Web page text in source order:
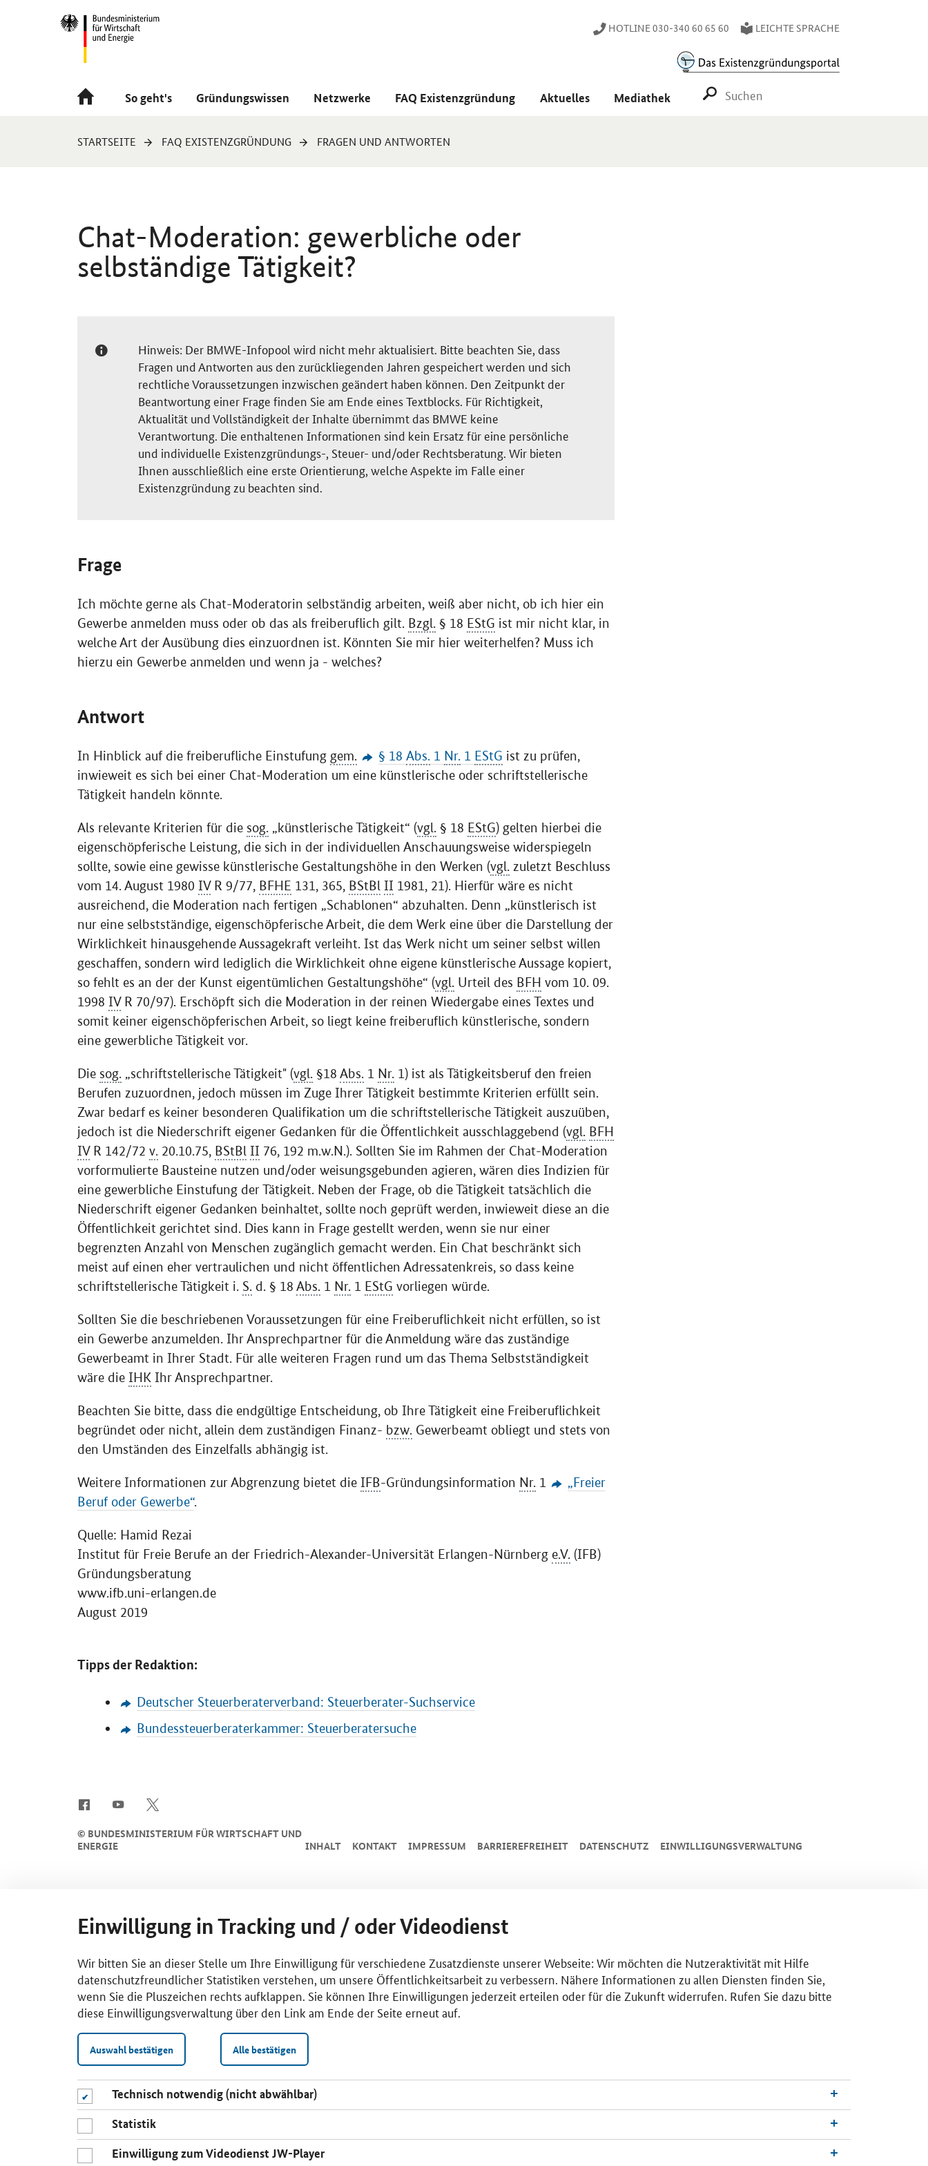
Navigation
Hauptmenü HOTLINE 030-340 60 65 60 LEICHTE SPRACHE
So geht's Gründungswissen Netzwerke FAQ Existenzgründung Aktuelles Mediathek SUCHE STARTEN
Sie
STARTSEITE FAQ EXISTENZGRÜNDUNG FRAGEN UND ANTWORTEN
Chat-Moderation: gewerbliche oder
selbständige Tätigkeit?
Hinweis: Der BMWE-Infopool wird nicht mehr aktualisiert. Bitte beachten Sie, dass
Fragen und Antworten aus den zurückliegenden Jahren gespeichert werden und sich
rechtliche Voraussetzungen inzwischen geändert haben können. Den Zeitpunkt der
Beantwortung einer Frage finden Sie am Ende eines Textblocks. Für Richtigkeit,
Aktualität und Vollständigkeit der Inhalte übernimmt das BMWE keine
Verantwortung. Die enthaltenen Informationen sind kein Ersatz für eine persönliche
und individuelle Existenzgründungs-, Steuer- und/oder Rechtsberatung. Wir bieten
Ihnen ausschließlich eine erste Orientierung, welche Aspekte im Falle einer
Existenzgründung zu beachten sind.
Frage
Ich möchte gerne als Chat-Moderatorin selbständig arbeiten, weiß aber nicht, ob ich hier ein
Gewerbe anmelden muss oder ob das als freiberuflich gilt. Bzgl. § 18 EStG ist mir nicht klar, in
welche Art der Ausübung dies einzuordnen ist. Könnten Sie mir hier weiterhelfen? Muss ich
hierzu ein Gewerbe anmelden und wenn ja - welches?
Antwort
In Hinblick auf die freiberufliche Einstufung gem. § 18 Abs. 1 Nr. 1 EStG ist zu prüfen,
inwieweit es sich bei einer Chat-Moderation um eine künstlerische oder schriftstellerische
Tätigkeit handeln könnte.
Als relevante Kriterien für die sog. „künstlerische Tätigkeit“ (vgl. § 18 EStG) gelten hierbei die
eigenschöpferische Leistung, die sich in der individuellen Anschauungsweise widerspiegeln
sollte, sowie eine gewisse künstlerische Gestaltungshöhe in den Werken (vgl. zuletzt Beschluss
vom 14. August 1980 IVR 9/77, BFHE 131, 365, BStBl II 1981, 21). Hierfür wäre es nicht
ausreichend, die Moderation nach fertigen „Schablonen“ abzuhalten. Denn „künstlerisch ist
nur eine selbstständige, eigenschöpferische Arbeit, die dem Werk eine über die Darstellung der
Wirklichkeit hinausgehende Aussagekraft verleiht. Ist das Werk nicht um seiner selbst willen
geschaffen, sondern wird lediglich die Wirklichkeit ohne eigene künstlerische Aussage kopiert,
so fehlt es an der der Kunst eigentümlichen Gestaltungshöhe“ (vgl. Urteil des BFH vom 10. 09.
1998 IVR 70/97). Erschöpft sich die Moderation in der reinen Wiedergabe eines Textes und
somit keiner eigenschöpferischen Arbeit, so liegt keine freiberuflich künstlerische, sondern
eine gewerbliche Tätigkeit vor.
Die sog. „schriftstellerische Tätigkeit" (vgl. §18 Abs. 1 Nr. 1) ist als Tätigkeitsberuf den freien
Berufen zuzuordnen, jedoch müssen im Zuge Ihrer Tätigkeit bestimmte Kriterien erfüllt sein.
Zwar bedarf es keiner besonderen Qualifikation um die schriftstellerische Tätigkeit auszuüben,
jedoch ist die Niederschrift eigener Gedanken für die Öffentlichkeit ausschlaggebend (vgl. BFH
IVR 142/72 v. 20.10.75, BStBl II 76, 192 m.w.N.). Sollten Sie im Rahmen der Chat-Moderation
vorformulierte Bausteine nutzen und/oder weisungsgebunden agieren, wären dies Indizien für
eine gewerbliche Einstufung der Tätigkeit. Neben der Frage, ob die Tätigkeit tatsächlich die
Niederschrift eigener Gedanken beinhaltet, sollte noch geprüft werden, inwieweit diese an die
Öffentlichkeit gerichtet sind. Dies kann in Frage gestellt werden, wenn sie nur einer
begrenzten Anzahl von Menschen zugänglich gemacht werden. Ein Chat beschränkt sich
meist auf einen eher vertraulichen und nicht öffentlichen Adressatenkreis, so dass keine
schriftstellerische Tätigkeit i. S. d. § 18 Abs. 1 Nr. 1 EStG vorliegen würde.
Sollten Sie die beschriebenen Voraussetzungen für eine Freiberuflichkeit nicht erfüllen, so ist
ein Gewerbe anzumelden. Ihr Ansprechpartner für die Anmeldung wäre das zuständige
Gewerbeamt in Ihrer Stadt. Für alle weiteren Fragen rund um das Thema Selbstständigkeit
wäre die IHK Ihr Ansprechpartner.
Beachten Sie bitte, dass die endgültige Entscheidung, ob Ihre Tätigkeit eine Freiberuflichkeit
begründet oder nicht, allein dem zuständigen Finanz- bzw. Gewerbeamt obliegt und stets von
den Umständen des Einzelfalls abhängig ist.
Weitere Informationen zur Abgrenzung bietet die IFB-Gründungsinformation Nr. 1
„Freier
Beruf oder Gewerbe“.
Quelle: Hamid Rezai
Institut für Freie Berufe an der Friedrich-Alexander-Universität Erlangen-Nürnberg e.V. (IFB)
Gründungsberatung
www.ifb.uni-erlangen.de
August 2019
Tipps der Redaktion:
Deutscher Steuerberaterverband: Steuerberater-Suchservice
Bundessteuerberaterkammer: Steuerberatersuche
© BUNDESMINISTERIUM FÜR WIRTSCHAFT UND
ENERGIE
INHALT KONTAKT IMPRESSUM BARRIEREFREIHEIT DATENSCHUTZ EINWILLIGUNGSVERWALTUNG
Einwilligung in Tracking und / oder Videodienst
Wir bitten Sie an dieser Stelle um Ihre Einwilligung für verschiedene Zusatzdienste unserer Webseite: Wir möchten die Nutzeraktivität mit Hilfe
datenschutzfreundlicher Statistiken verstehen, um unsere Öffentlichkeitsarbeit zu verbessern. Nähere Informationen zu allen Diensten finden Sie,
wenn Sie die Pluszeichen rechts aufklappen. Sie können Ihre Einwilligungen jederzeit erteilen oder für die Zukunft widerrufen. Rufen Sie dazu bitte
diese Einwilligungsverwaltung über den Link am Ende der Seite erneut auf.
Auswahl bestätigen Alle bestätigen
Technisch notwendig (nicht abwählbar)
Statistik
Einwilligung zum Videodienst JW-Player